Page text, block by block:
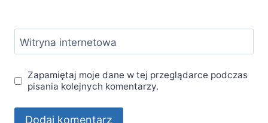
Witryna internetowa
Zapamiętaj moje dane w tej przeglądarce podczas
pisania kolejnych komentarzy.